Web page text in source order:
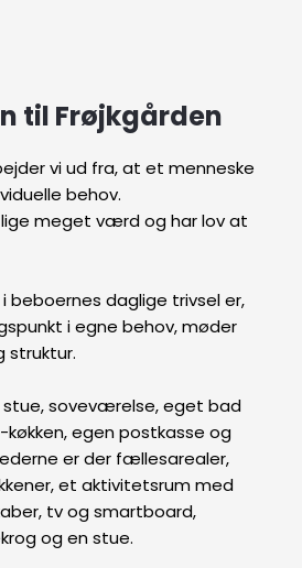
til Frøjkgården
vi ud fra, at et menneske
behov.
lige meget værd og har lov at
beboernes daglige trivsel er,
i egne behov, møder
struktur.​
stue, soveværelse, eget bad
egen postkasse og
er der fællesarealer,
et aktivitetsrum med
tv og smartboard,
og en stue.